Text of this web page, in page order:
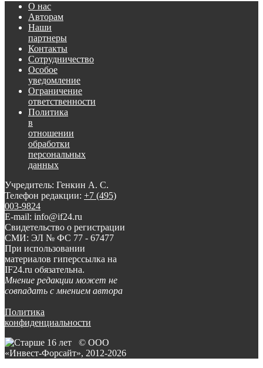
О нас
Авторам
Наши
партнеры
Контакты
Сотрудничество
Особое
уведомление
Ограничение
ответственности
Политика
в
отношении
обработки
персональных
данных
Учредитель: Генкин А. С.
Телефон редакции: +7 (495)
003-9824
E-mail: info@if24.ru
Свидетельство о регистрации
СМИ: ЭЛ № ФС 77 - 67477
При использовании
материалов гиперссылка на
IF24.ru обязательна.
Мнение редакции может не
совпадать с мнением автора
Политика
конфиденциальности
© ООО
«Инвест-Форсайт», 2012-2026